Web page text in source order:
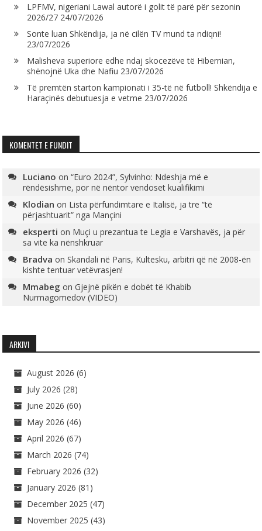
LPFMV, nigeriani Lawal autorë i golit të parë për sezonin
2026/27 24/07/2026
Sonte luan Shkëndija, ja në cilën TV mund ta ndiqni!
23/07/2026
Malisheva superiore edhe ndaj skocezëve të Hibernian,
shënojnë Uka dhe Nafiu 23/07/2026
Të premtën starton kampionati i 35-të në futboll! Shkëndija e
Haraçinës debutuesja e vetme 23/07/2026
KOMENTET E FUNDIT
Luciano on“Euro 2024”, Sylvinho: Ndeshja më e
rëndësishme, por në nëntor vendoset kualifikimi
Klodian on Lista përfundimtare e Italisë, ja tre “të
përjashtuarit” nga Mançini
eksperti on Muçi u prezantua te Legia e Varshavës, ja për
sa vite ka nënshkruar
Bradva onSkandali në Paris, Kultesku, arbitri që në 2008-ën
kishte tentuar vetëvrasjen!
Mmabeg onGjejnë pikën e dobët të Khabib
Nurmagomedov (VIDEO)
ARKIVI
August 2026 (6)
July 2026 (28)
June 2026 (60)
May 2026 (46)
April 2026 (67)
March 2026 (74)
February 2026 (32)
January 2026 (81)
December 2025 (47)
November 2025 (43)